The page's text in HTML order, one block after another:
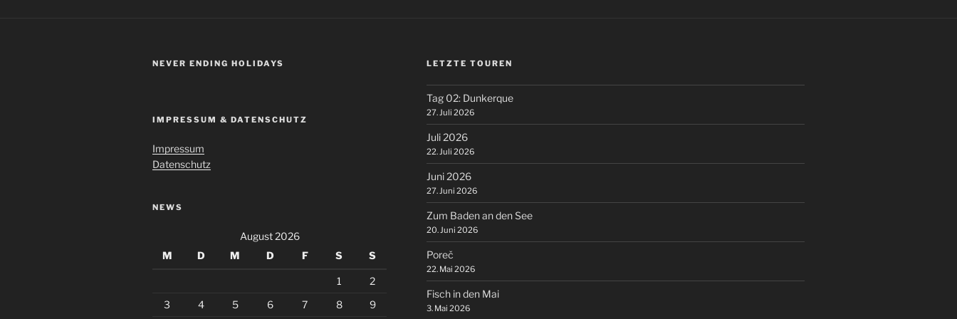
NEVER ENDING HOLIDAYS
IMPRESSUM & DATENSCHUTZ
Impressum
Datenschutz
NEWS
August 2026
M
D M D F S S
1
2
3
4 5 6 7 8 9
LETZTE TOUREN
Tag 02: Dunkerque
27. Juli 2026
Juli 2026
22. Juli 2026
Juni 2026
27. Juni 2026
Zum Baden an den See
20. Juni 2026
Poreč
22. Mai 2026
Fisch in den Mai
3. Mai 2026